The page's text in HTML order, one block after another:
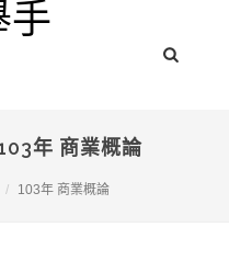
年 商業概論
103年 商業概論